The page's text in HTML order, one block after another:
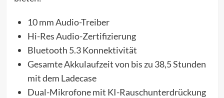
10 mm Audio-Treiber
Hi-Res Audio-Zertifizierung
Bluetooth 5.3 Konnektivität
Gesamte Akkulaufzeit von bis zu 38,5 Stunden
mit dem Ladecase
Dual-Mikrofone mit KI-Rauschunterdrückung